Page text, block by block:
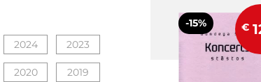
2024 2023
2020 2019
-15% €